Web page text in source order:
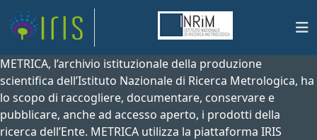
METRICA, l’archivio istituzionale della produzione
scientifica dell’Istituto Nazionale di Ricerca Metrologica, ha
lo scopo di raccogliere, documentare, conservare e
pubblicare, anche ad accesso aperto, i prodotti della
ricerca dell’Ente. METRICA utilizza la piattaforma IRIS